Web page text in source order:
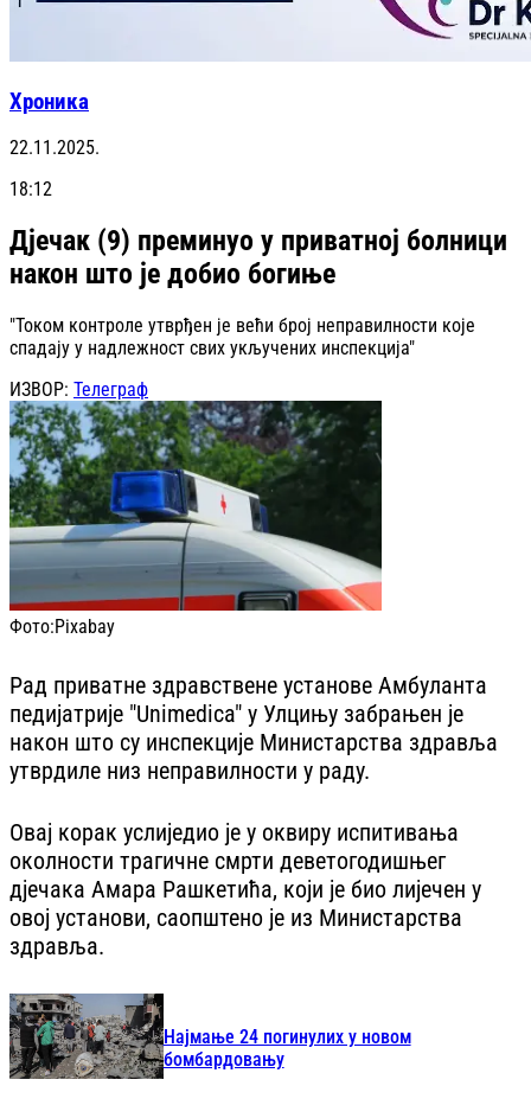
Хроника
22.11.2025.
18:12
Дјечак (9) преминуо у приватној болници
након што је добио богиње
"Током контроле утврђен је већи број неправилности које
спадају у надлежност свих укључених инспекција"
ИЗВОР: Телеграф
Фото:Pixabay
Рад приватне здравствене установе Амбуланта
педијатрије "Unimedica" у Улцињу забрањен је
након што су инспекције Министарства здравља
утврдиле низ неправилности у раду.
Овај корак услиједио је у оквиру испитивања
околности трагичне смрти деветогодишњег
дјечака Амара Рашкетића, који је био лијечен у
овој установи, саопштено је из Министарства
здравља.
Најмање 24 погинулих у новом
бомбардовању